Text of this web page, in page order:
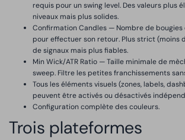
requis pour un swing level. Des valeurs plus
niveaux mais plus solides.
Confirmation Candles — Nombre de
pour effectuer son retour. Plus strict (moins
de signaux mais plus fiables.
Min Wick/ATR Ratio — Taille minimale de
sweep. Filtre les petites franchissements
Tous les éléments visuels (zones, labels,
peuvent être activés ou désactivés
Configuration complète des couleurs.
Trois plateformes